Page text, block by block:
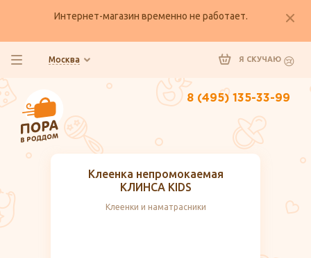
Интернет-магазин временно не работает.
Москва Я СКУЧАЮ
8 (495) 135-33-99
Клеенка непромокаемая
КЛИНСА KIDS
Клеенки и наматрасники